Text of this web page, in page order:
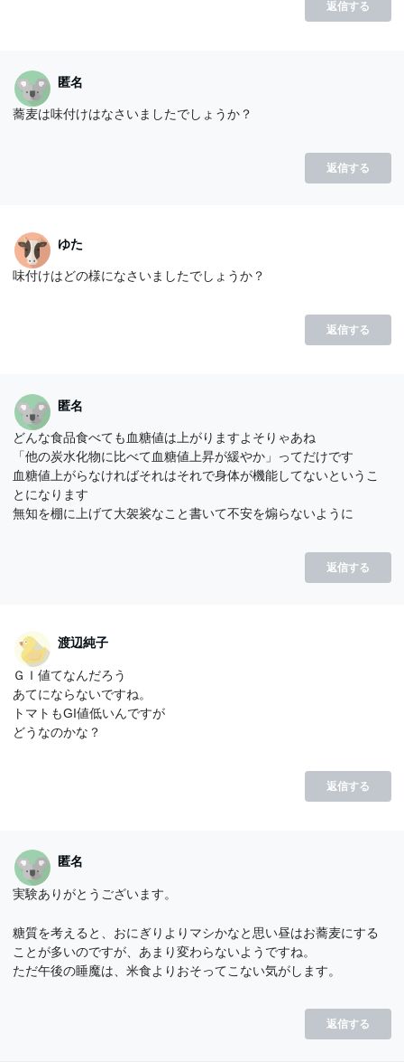
返信する
匿名
蕎麦は味付けはなさいましたでしょうか？
返信する
ゆた
味付けはどの様になさいましたでしょうか？
返信する
匿名
どんな食品食べても血糖値は上がりますよそりゃあね
「他の炭水化物に比べて血糖値上昇が緩やか」ってだけです
血糖値上がらなければそれはそれで身体が機能してないというこ
とになります
無知を棚に上げて大袈裟なこと書いて不安を煽らないように
返信する
渡辺純子
ＧＩ値てなんだろう
あてにならないですね。
トマトもGI値低いんですが
どうなのかな？
返信する
匿名
実験ありがとうございます。
糖質を考えると、おにぎりよりマシかなと思い昼はお蕎麦にする
ことが多いのですが、あまり変わらないようですね。
ただ午後の睡魔は、米食よりおそってこない気がします。
返信する